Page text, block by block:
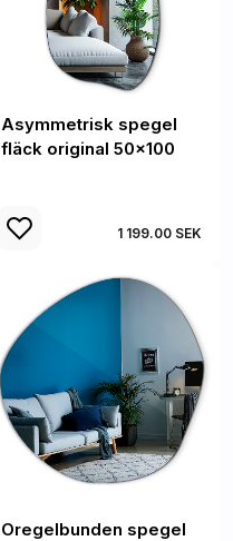
Asymmetrisk spegel
fläck original 50x100
1 199.00 SEK
Oregelbunden spegel